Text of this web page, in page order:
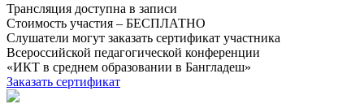
Трансляция доступна в записи
Стоимость участия – БЕСПЛАТНО
Слушатели могут заказать сертификат участника
Всероссийской педагогической конференции
«ИКТ в среднем образовании в Бангладеш»
Заказать сертификат